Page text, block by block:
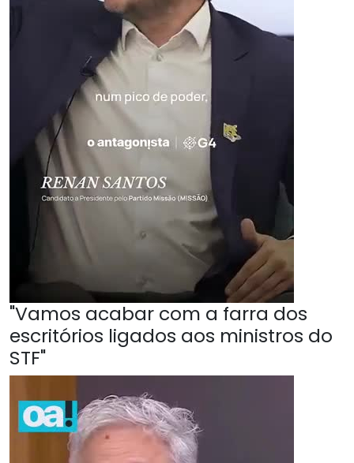
"Vamos acabar com a farra dos
escritórios ligados aos ministros do
STF"